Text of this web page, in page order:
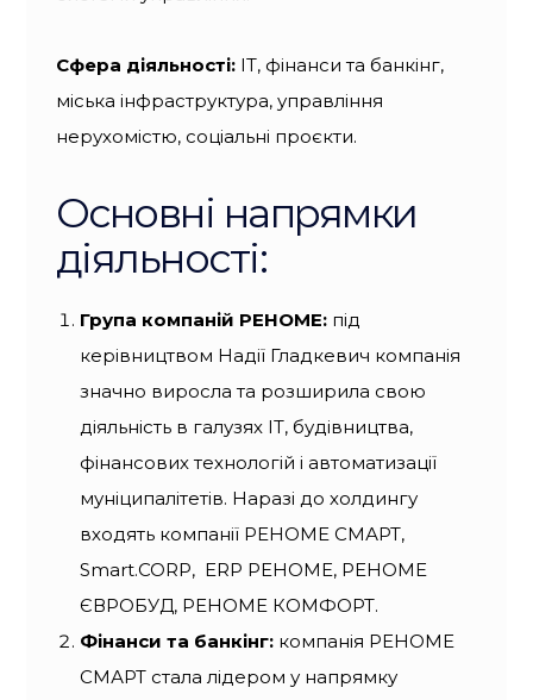
Сфера діяльності:ІТ, фінанси та банкінг,
міська інфраструктура, управління
нерухомістю, соціальні проєкти.
Основні напрямки
діяльності:
Група компаній РЕНОМЕ:під
керівництвом Надії Гладкевич компанія
значно виросла та розширила свою
діяльність в галузях IT, будівництва,
фінансових технологій і автоматизації
муніципалітетів. Наразі до холдингу
входять компанії РЕНОМЕ СМАРТ,
Smart.CORP, ERP РЕНОМЕ, РЕНОМЕ
ЄВРОБУД, РЕНОМЕ КОМФОРТ.
Фінанси та банкінг: компанія РЕНОМЕ
СМАРТ стала лідером у напрямку